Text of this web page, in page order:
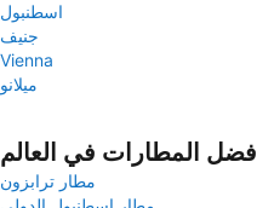
اسطنبول
جنيف
Vienna
ميلانو
أفضل المطارات في العالم
مطار ترابزون